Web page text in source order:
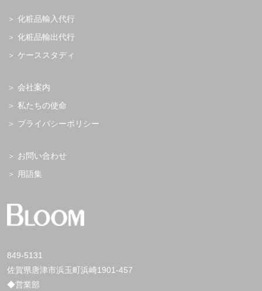
849-5131
佐賀県唐津市浜玉町浜崎1901-457
◆営業部
化粧品輸入代行
化粧品輸出代行
ケーススタディ
会社案内
私たちの使命
プライバシーポリシー
お問い合わせ
用語集